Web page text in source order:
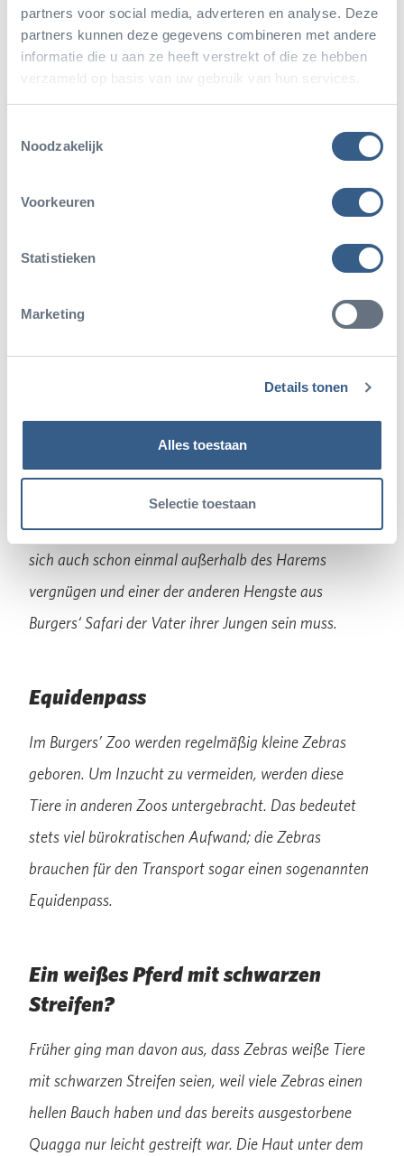
partners voor social media, adverteren en analyse. Deze
partners kunnen deze gegevens combineren met andere
informatie die u aan ze heeft verstrekt of die ze hebben
verzameld op basis van uw gebruik van hun services.
Noodzakelijk
Voorkeuren
Statistieken
Marketing
Details tonen
Alles toestaan
Selectie toestaan
Tsetsefliegen und Bremsen. Wieder eine andere
Theorie geht davon aus, dass Raubtiere sich von all
den Streifen irritieren lassen und vor lauter Streifen
das Tier nicht sehen. Möglicherweise funktioniert
das Streifenmuster auch wie eine Art Barcode:
Dank der Streifen können Zebras ihre Artgenossen
voneinander unterscheiden. Auf dieselbe Weise
Das ist sehr praktisch bei der administrativen
Das Gras auf der anderen Seite …
Harem geborenen Jungtiere ist. Genetische
Untersuchungen haben gezeigt, dass die Weibchen
sich auch schon einmal außerhalb des Harems
vergnügen und einer der anderen Hengste aus
Burgers‘ Safari der Vater ihrer Jungen sein muss.
Equidenpass
Im Burgers’ Zoo werden regelmäßig kleine Zebras
geboren. Um Inzucht zu vermeiden, werden diese
Tiere in anderen Zoos untergebracht. Das bedeutet
stets viel bürokratischen Aufwand; die Zebras
brauchen für den Transport sogar einen sogenannten
Equidenpass.
Ein weißes Pferd mit schwarzen
Streifen?
Früher ging man davon aus, dass Zebras weiße Tiere
mit schwarzen Streifen seien, weil viele Zebras einen
hellen Bauch haben und das bereits ausgestorbene
Quagga nur leicht gestreift war. Die Haut unter dem